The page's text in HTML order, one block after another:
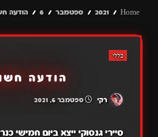
Home
2021 ספטמבר 6 הודעה
כללי
הודעה
רקי ספטמבר 6, 2021
סיירי גנסוקי ייצא ביום חמישי